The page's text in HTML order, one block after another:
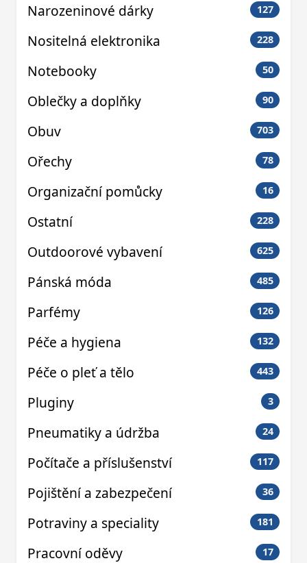
Narozeninové dárky 127
Nositelná elektronika 228
Notebooky 50
Oblečky a doplňky 90
Obuv 703
Ořechy 78
Organizační pomůcky 16
Ostatní 228
Outdoorové vybavení 625
Pánská móda 485
Parfémy 126
Péče a hygiena 132
Péče o pleť a tělo 443
Pluginy 3
Pneumatiky a údržba 24
Počítače a příslušenství 117
Pojištění a zabezpečení 36
Potraviny a speciality 181
Pracovní oděvy 17